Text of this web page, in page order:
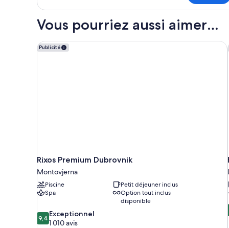
le
de
Chambre
Vous pourriez aussi aimer…
Publicité
Rixos Premium Dubrovnik
Montovjerna
Piscine
Petit déjeuner inclus
Spa
Option tout inclus
disponible
9.4
sur
9,4 Exceptionnel
1 010 avis
Rixos Premium Dubrovnik